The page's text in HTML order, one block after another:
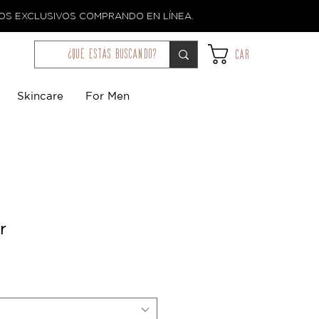
EXCLUSIVOS COMPRANDO EN LÍNEA.
¿qué estás buscando? Car
Skincare For Men